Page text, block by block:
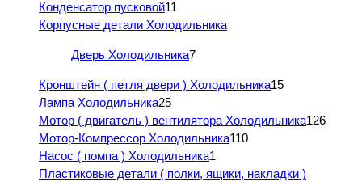
Конденсатор пусковой11
Корпусные детали Холодильника
Дверь Холодильника7
Кронштейн ( петля двери ) Холодильника15
Лампа Холодильника25
Мотор ( двигатель ) вентилятора Холодильника126
Мотор-Компрессор Холодильника110
Насос ( помпа ) Холодильника1
Пластиковые детали ( полки, ящики, накладки )